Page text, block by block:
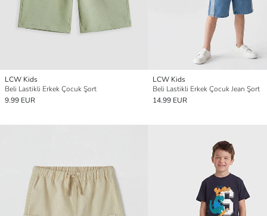
LCW Kids
Beli Lastikli Erkek Çocuk Şort
9.99 EUR
LCW Kids
Beli Lastikli Erkek Çocuk Jean Şort
14.99 EUR